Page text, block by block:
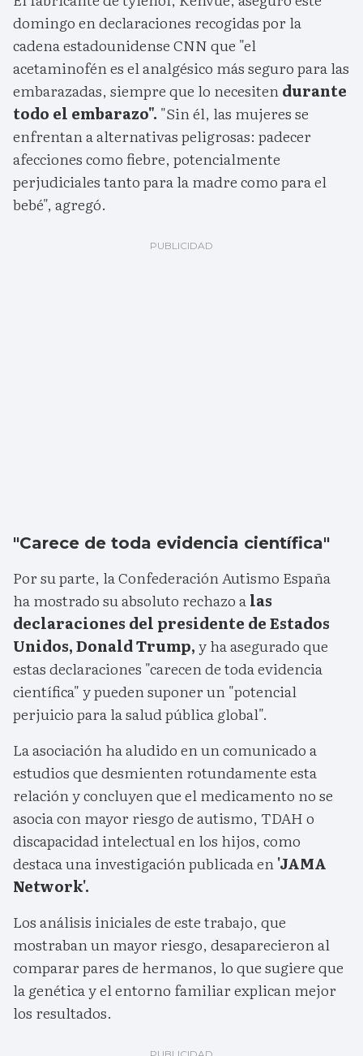
domingo en declaraciones recogidas por la
cadena estadounidense CNN que "el
acetaminofén es el analgésico más seguro para las
embarazadas, siempre que lo necesitendurante
todo el embarazo". "Sin él, las mujeres se
enfrentan a alternativas peligrosas: padecer
afecciones como fiebre, potencialmente
perjudiciales tanto para la madre como para el
bebé", agregó.
"Carece de toda evidencia científica"
Por su parte, la Confederación Autismo España
ha mostrado su absoluto rechazo alas
declaraciones del presidente de Estados
Unidos, Donald Trump,y ha asegurado que
estas declaraciones "carecen de toda evidencia
científica" y pueden suponer un "potencial
perjuicio para la salud pública global".
La asociación ha aludido en un comunicado a
estudios que desmienten rotundamente esta
relación y concluyen que el medicamento no se
asocia con mayor riesgo de autismo, TDAH o
discapacidad intelectual en los hijos, como
destaca una investigación publicada en'JAMA
Network'.
Los análisis iniciales de este trabajo, que
mostraban un mayor riesgo, desaparecieron al
comparar pares de hermanos, lo que sugiere que
la genética y el entorno familiar explican mejor
los resultados.